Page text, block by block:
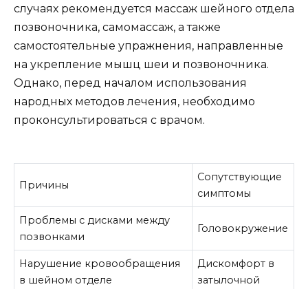
случаях рекомендуется массаж шейного отдела
позвоночника, самомассаж, а также
самостоятельные упражнения, направленные
на укрепление мышц шеи и позвоночника.
Однако, перед началом использования
народных методов лечения, необходимо
проконсультироваться с врачом.
Причины
Сопутствующие
симптомы
Проблемы с дисками между
позвонками
Головокружение
Нарушение кровообращения
в шейном отделе
Дискомфорт в
затылочной